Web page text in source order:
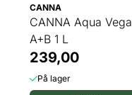
CANNA
CANNA Aqua Vega
A+B 1 L
239,00
På lager